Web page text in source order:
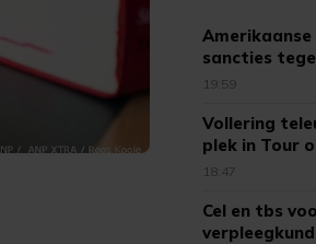
sancties
19:59
Vollering
plek in Tour
18:47
Cel en tbs